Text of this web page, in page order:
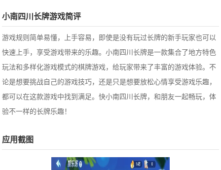
小南四川长牌游戏简评
游戏规则简单易懂，上手容易，即使是没有玩过长牌的新手玩家也可以
快速上手，享受游戏带来的乐趣。小南四川长牌是一款集合了地方特色
玩法和多样化游戏模式的棋牌游戏，给玩家带来了丰富的游戏体验。不
论是想要挑战自己的游戏技巧，还是只是想要放松心情享受游戏乐趣，
都可以在这款游戏中找到满足。快小南四川长牌，和朋友一起畅玩，体
验不一样的长牌乐趣！
应用截图